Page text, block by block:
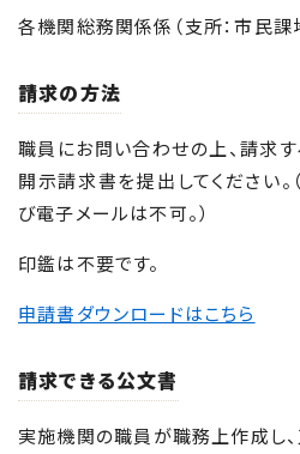
各機関総務関係係（支所：市民課
請求の方法
職員にお問い合わせの上、請求
開示請求書を提出してください。
び電子メールは不可。）
印鑑は不要です。
申請書ダウンロードはこちら
請求できる公文書
実施機関の職員が職務上作成し